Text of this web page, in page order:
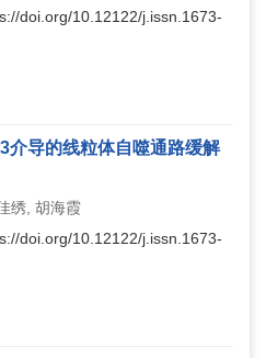
doi.org/10.12122/j.issn.1673-
介导的线粒体自噬通路缓解
绣, 胡海霞
doi.org/10.12122/j.issn.1673-